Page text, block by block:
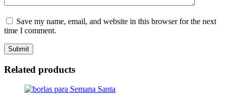
Save my name, email, and website in this browser for the next
time I comment.
Related products